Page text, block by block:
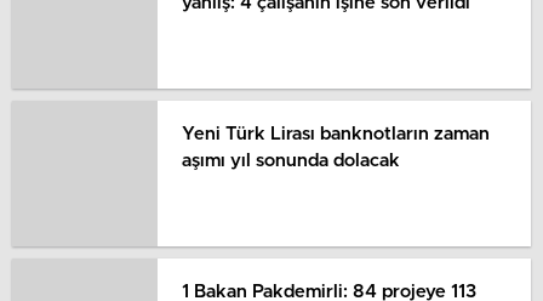
Yeni Türk Lirası banknotların zaman
aşımı yıl sonunda dolacak
1 Bakan Pakdemirli: 84 projeye 113